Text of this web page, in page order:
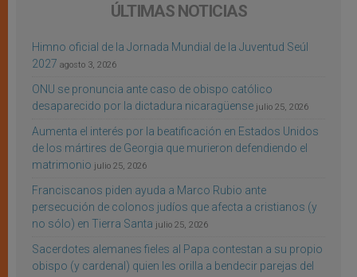
ÚLTIMAS NOTICIAS
Himno oficial de la Jornada Mundial de la Juventud Seúl
2027 agosto 3, 2026
ONU se pronuncia ante caso de obispo católico
desaparecido por la dictadura nicaragüense julio 25, 2026
Aumenta el interés por la beatificación en Estados Unidos
de los mártires de Georgia que murieron defendiendo el
matrimonio julio 25, 2026
Franciscanos piden ayuda a Marco Rubio ante
persecución de colonos judíos que afecta a cristianos (y
no sólo) en Tierra Santa julio 25, 2026
Sacerdotes alemanes fieles al Papa contestan a su propio
obispo (y cardenal) quien les orilla a bendecir parejas del